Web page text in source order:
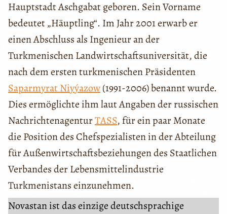
Hauptstadt Aschgabat geboren. Sein Vorname
bedeutet „Häuptling“. Im Jahr 2001 erwarb er
einen Abschluss als Ingenieur an der
Turkmenischen Landwirtschaftsuniversität, die
nach dem ersten turkmenischen Präsidenten
Saparmyrat Niyýazow(1991-2006) benannt wurde.
Dies ermöglichte ihm laut Angaben der russischen
NachrichtenagenturTASS, für ein paar Monate
die Position des Chefspezialisten in der Abteilung
für Außenwirtschaftsbeziehungen des Staatlichen
Verbandes der Lebensmittelindustrie
Turkmenistans einzunehmen.
Novastan ist das einzige deutschsprachige